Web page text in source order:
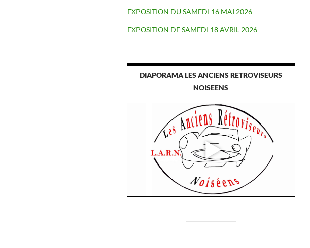
EXPOSITION DU SAMEDI 16 MAI 2026
EXPOSITION DE SAMEDI 18 AVRIL 2026
DIAPORAMA LES ANCIENS RETROVISEURS
NOISEENS